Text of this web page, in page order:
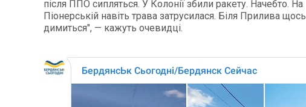
після ППО сипляться. У Колонії збили ракету. Начебто. На
Піонерській навіть трава затрусилася. Біля Прилива щось
димиться", — кажуть очевидці.